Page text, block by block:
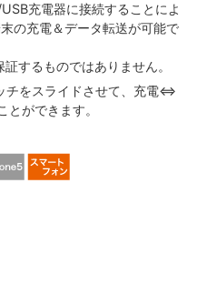
充電器に接続することによ
の充電＆データ転送が可能で
するものではありません。
チをスライドさせて、充電⇔
ができます。